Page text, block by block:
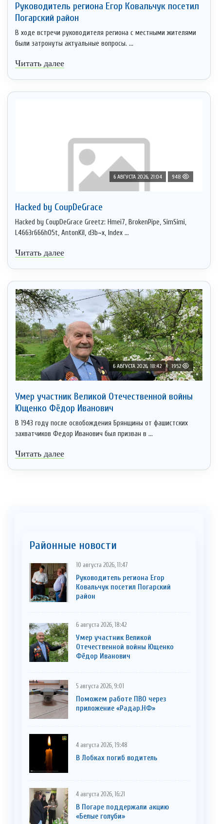
Руководитель региона Егор Ковальчук посетил
Погарский район
В ходе встречи руководителя региона с местными жителями
были затронуты актуальные вопросы. ...
Читать далее
6 АВГУСТА 2026, 21:04 948
Hacked by CoupDeGrace
Hacked by CoupDeGrace Greetz: Hmei7, BrokenPipe, SimSimi,
L4663r666h05t, AntonKil, d3b~x, Index ...
Читать далее
6 АВГУСТА 2026, 18:42 1952
Умер участник Великой Отечественной войны
Ющенко Фёдор Иванович
В 1943 году после освобождения Брянщины от фашистских
захватчиков Федор Иванович был призван в ...
Читать далее
Районные новости
10 августа 2026, 11:47
Руководитель региона Егор
Ковальчук посетил Погарский
район
6 августа 2026, 18:42
Умер участник Великой
Отечественной войны Ющенко
Фёдор Иванович
5 августа 2026, 9:01
Поможем работе ПВО через
приложение «Радар.НФ»
4 августа 2026, 19:48
В Лобках погиб водитель
4 августа 2026, 16:21
В Погаре поддержали акцию
«Белые голуби»